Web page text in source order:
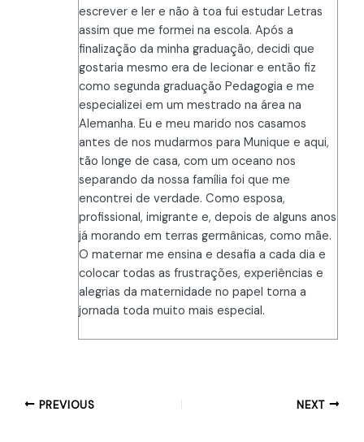
escrever e ler e não à toa fui estudar Letras
assim que me formei na escola. Após a
finalização da minha graduação, decidi que
gostaria mesmo era de lecionar e então fiz
como segunda graduação Pedagogia e me
especializei em um mestrado na área na
Alemanha. Eu e meu marido nos casamos
antes de nos mudarmos para Munique e aqui,
tão longe de casa, com um oceano nos
separando da nossa família foi que me
encontrei de verdade. Como esposa,
profissional, imigrante e, depois de alguns anos
já morando em terras germânicas, como mãe.
O maternar me ensina e desafia a cada dia e
colocar todas as frustrações, experiências e
alegrias da maternidade no papel torna a
jornada toda muito mais especial.
PREVIOUS NEXT